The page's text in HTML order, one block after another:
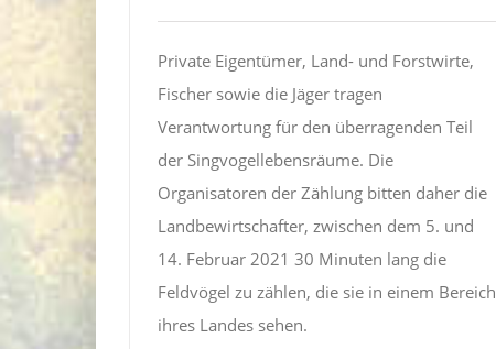
Private Eigentümer, Land- und Forstwirte,
Fischer sowie die Jäger tragen
Verantwortung für den überragenden Teil
der Singvogellebensräume. Die
Organisatoren der Zählung bitten daher die
Landbewirtschafter, zwischen dem 5. und
14. Februar 2021 30 Minuten lang die
Feldvögel zu zählen, die sie in einem Bereich
ihres Landes sehen.